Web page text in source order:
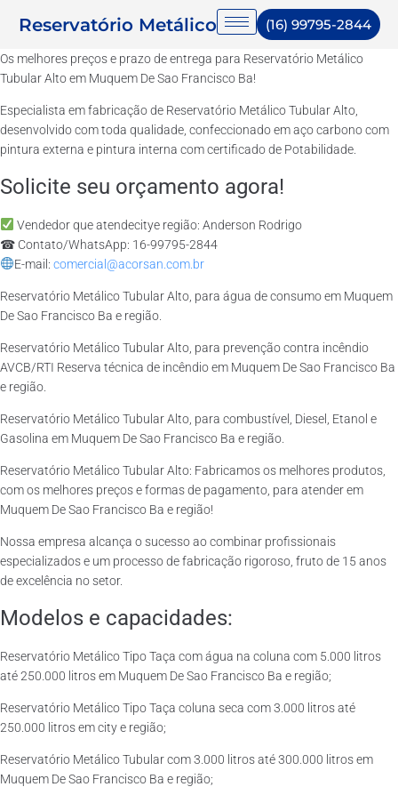
Reservatório Metálico (16) 99795-2844
Os melhores preços e prazo de entrega para Reservatório Metálico
Tubular Alto em Muquem De Sao Francisco Ba!
Especialista em fabricação de Reservatório Metálico Tubular Alto,
desenvolvido com toda qualidade, confeccionado em aço carbono com
pintura externa e pintura interna com certificado de Potabilidade.
Solicite seu orçamento agora!
Vendedor que atendecitye região: Anderson Rodrigo
☎ Contato/WhatsApp: 16-99795-2844
E-mail: comercial@acorsan.com.br
Reservatório Metálico Tubular Alto, para água de consumo em Muquem
De Sao Francisco Ba e região.
Reservatório Metálico Tubular Alto, para prevenção contra incêndio
AVCB/RTI Reserva técnica de incêndio em Muquem De Sao Francisco Ba
e região.
Reservatório Metálico Tubular Alto, para combustível, Diesel, Etanol e
Gasolina em Muquem De Sao Francisco Ba e região.
Reservatório Metálico Tubular Alto: Fabricamos os melhores produtos,
com os melhores preços e formas de pagamento, para atender em
Muquem De Sao Francisco Ba e região!
Nossa empresa alcança o sucesso ao combinar profissionais
especializados e um processo de fabricação rigoroso, fruto de 15 anos
de excelência no setor.
Modelos e capacidades:
Reservatório Metálico Tipo Taça com água na coluna com 5.000 litros
até 250.000 litros em Muquem De Sao Francisco Ba e região;
Reservatório Metálico Tipo Taça coluna seca com 3.000 litros até
250.000 litros em city e região;
Reservatório Metálico Tubular com 3.000 litros até 300.000 litros em
Muquem De Sao Francisco Ba e região;